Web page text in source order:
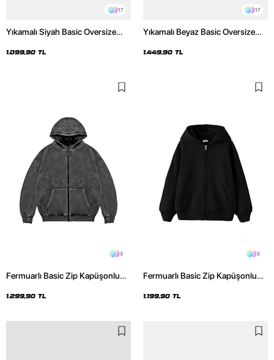
17
Yıkamalı Siyah Basic Oversize
1.099,90 TL
17
Yıkamalı Beyaz Basic Oversize
1.449,90 TL
3
Fermuarlı Basic Zip Kapüşonlu
1.299,90 TL
3
Fermuarlı Basic Zip Kapüşonlu
1.199,90 TL